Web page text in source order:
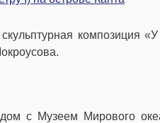
композиция
с Музеем Мирового